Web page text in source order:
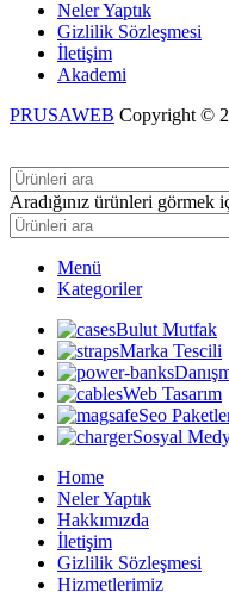
Neler Yaptık
Gizlilik Sözleşmesi
İletişim
Akademi
PRUSAWEB Copyright ©
Aradığınız ürünleri görmek
Menü
Kategoriler
Bulut Mutfak
Marka Tescili
Web Tasarım
Seo
Sosyal
Home
Neler Yaptık
Hakkımızda
İletişim
Gizlilik Sözleşmesi
Hizmetlerimiz